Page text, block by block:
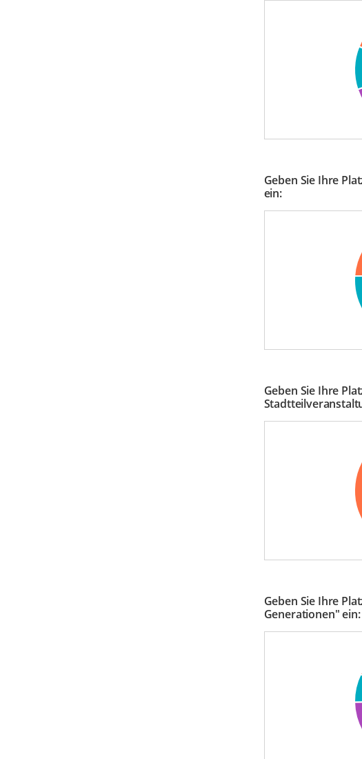
Geben Sie Ihre
ein:
Geben Sie Ihre
Geben Sie Ihre
Generationen" ein: